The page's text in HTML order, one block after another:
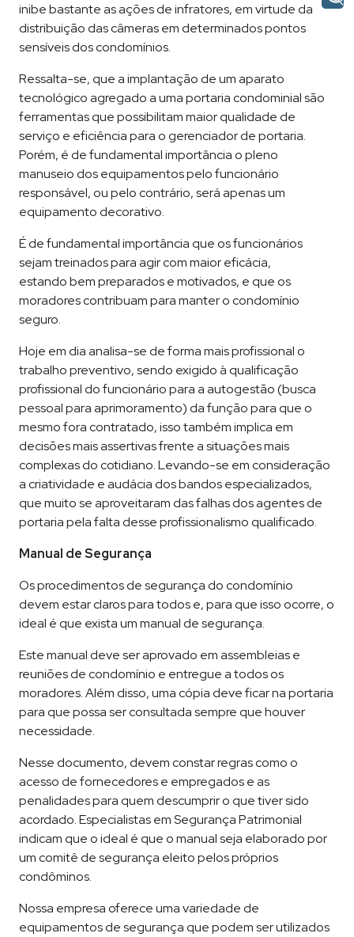
inibe bastante as ações de infratores, em virtude da
distribuição das câmeras em determinados pontos
sensíveis dos condomínios.
Ressalta-se, que a implantação de um aparato
tecnológico agregado a uma portaria condominial são
ferramentas que possibilitam maior qualidade de
serviço e eficiência para o gerenciador de portaria.
Porém, é de fundamental importância o pleno
manuseio dos equipamentos pelo funcionário
responsável, ou pelo contrário, será apenas um
equipamento decorativo.
É de fundamental importância que os funcionários
sejam treinados para agir com maior eficácia,
estando bem preparados e motivados, e que os
moradores contribuam para manter o condomínio
seguro.
Hoje em dia analisa-se de forma mais profissional o
trabalho preventivo, sendo exigido à qualificação
profissional do funcionário para a autogestão (busca
pessoal para aprimoramento) da função para que o
mesmo fora contratado, isso também implica em
decisões mais assertivas frente a situações mais
complexas do cotidiano. Levando-se em consideração
a criatividade e audácia dos bandos especializados,
que muito se aproveitaram das falhas dos agentes de
portaria pela falta desse profissionalismo qualificado.
Manual de Segurança
Os procedimentos de segurança do condomínio
devem estar claros para todos e, para que isso ocorre, o
ideal é que exista um manual de segurança.
Este manual deve ser aprovado em assembleias e
reuniões de condomínio e entregue a todos os
moradores. Além disso, uma cópia deve ficar na portaria
para que possa ser consultada sempre que houver
necessidade.
Nesse documento, devem constar regras como o
acesso de fornecedores e empregados e as
penalidades para quem descumprir o que tiver sido
acordado. Especialistas em Segurança Patrimonial
indicam que o ideal é que o manual seja elaborado por
um comitê de segurança eleito pelos próprios
condôminos.
Nossa empresa oferece uma variedade de
equipamentos de segurança que podem ser utilizados